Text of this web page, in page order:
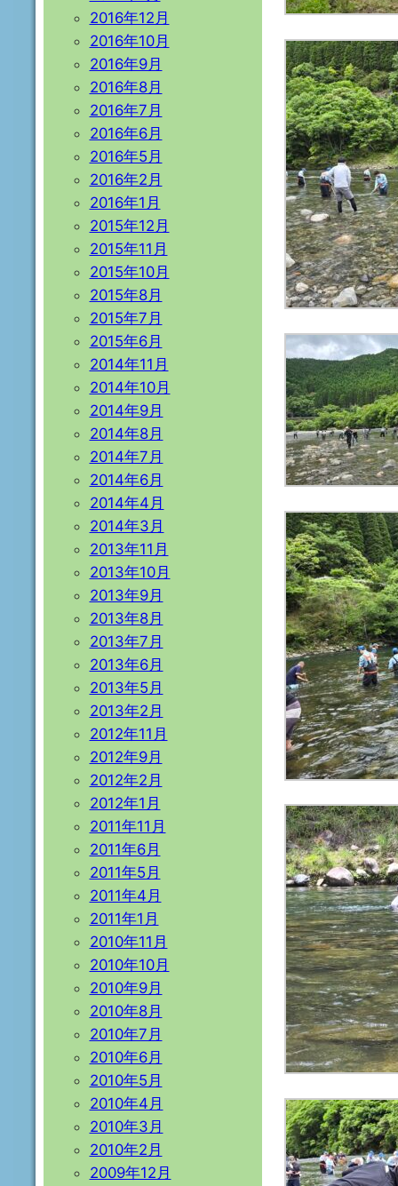
2016年12月
2016年10月
2016年9月
2016年8月
2016年7月
2016年6月
2016年5月
2016年2月
2016年1月
2015年12月
2015年11月
2015年10月
2015年8月
2015年7月
2015年6月
2014年11月
2014年10月
2014年9月
2014年8月
2014年7月
2014年6月
2014年4月
2014年3月
2013年11月
2013年10月
2013年9月
2013年8月
2013年7月
2013年6月
2013年5月
2013年2月
2012年11月
2012年9月
2012年2月
2012年1月
2011年11月
2011年6月
2011年5月
2011年4月
2011年1月
2010年11月
2010年10月
2010年9月
2010年8月
2010年7月
2010年6月
2010年5月
2010年4月
2010年3月
2010年2月
2009年12月